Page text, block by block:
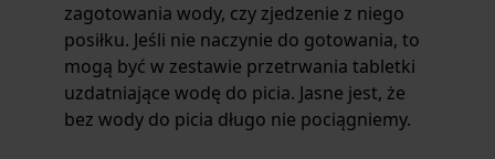
zagotowania wody, czy zjedzenie z niego
posiłku. Jeśli nie naczynie do gotowania, to
mogą być w zestawie przetrwania tabletki
uzdatniające wodę do picia. Jasne jest, że
bez wody do picia długo nie pociągniemy.